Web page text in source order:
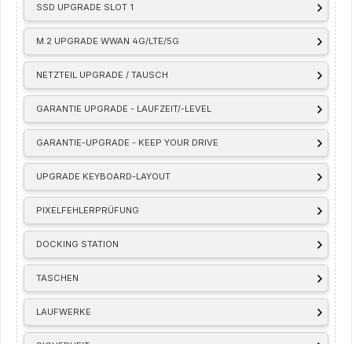
SSD UPGRADE SLOT 1
M.2 UPGRADE WWAN 4G/LTE/5G
NETZTEIL UPGRADE / TAUSCH
GARANTIE UPGRADE - LAUFZEIT/-LEVEL
GARANTIE-UPGRADE - KEEP YOUR DRIVE
UPGRADE KEYBOARD-LAYOUT
PIXELFEHLERPRÜFUNG
DOCKING STATION
TASCHEN
LAUFWERKE